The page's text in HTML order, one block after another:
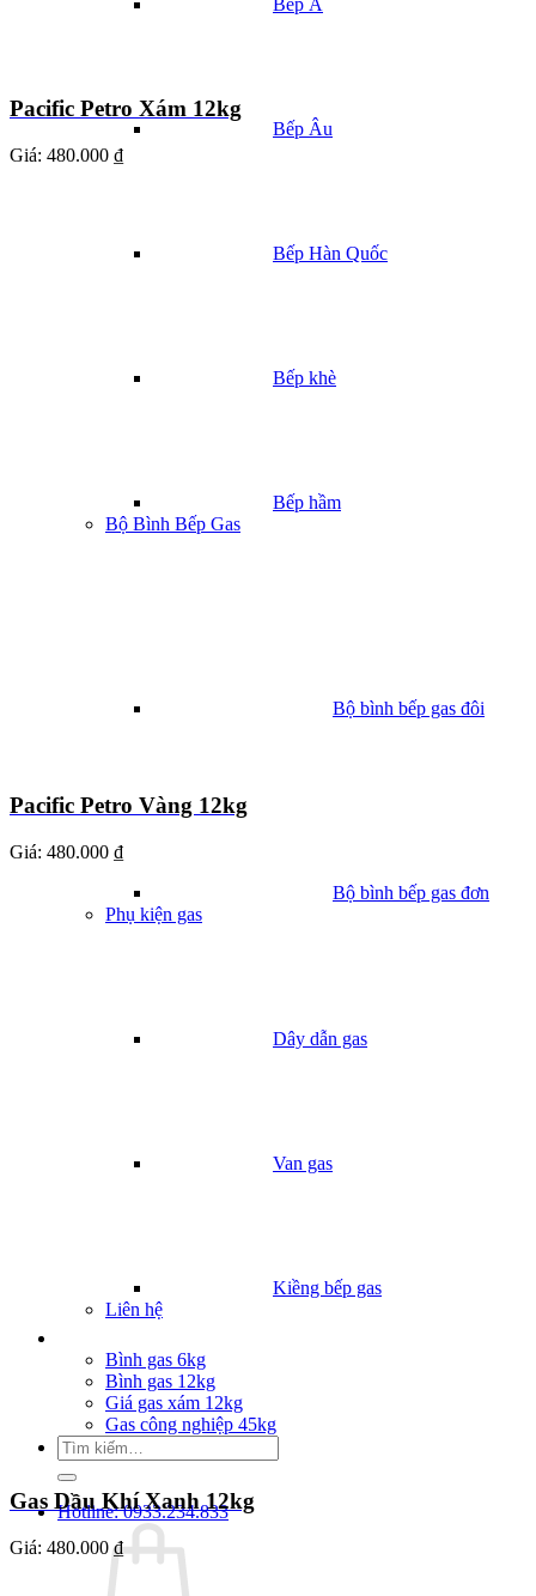
Bếp Á
Bếp Âu
Bếp Hàn Quốc
Bếp khè
Bếp hầm
Bộ Bình Bếp Gas
Bộ bình bếp gas đôi
Bộ bình bếp gas đơn
Phụ kiện gas
Dây dẫn gas
Van gas
Kiềng bếp gas
Liên hệ
Bình gas 6kg
Bình gas 12kg
Giá gas xám 12kg
Gas công nghiệp 45kg
Tìm
kiếm:
Hotline: 0933.234.833
Pacific Petro Xám 12kg
Giá: 480.000 ₫
Pacific Petro Vàng 12kg
Giá: 480.000 ₫
Gas Dầu Khí Xanh 12kg
Giá: 480.000 ₫